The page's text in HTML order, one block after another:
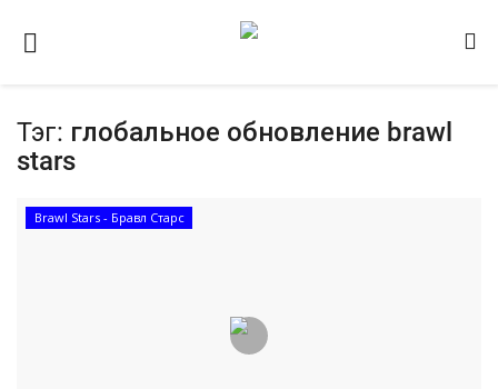
Домашняя
Contact
Тэг: глобальное обновление brawl
stars
Brawl Stars - Бравл Старс